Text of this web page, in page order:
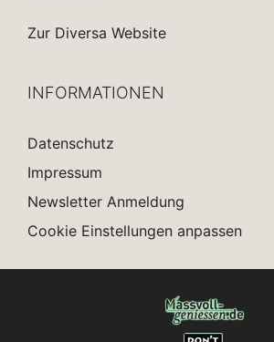
Zur Diversa Website
INFORMATIONEN
Datenschutz
Impressum
Newsletter Anmeldung
Cookie Einstellungen anpassen